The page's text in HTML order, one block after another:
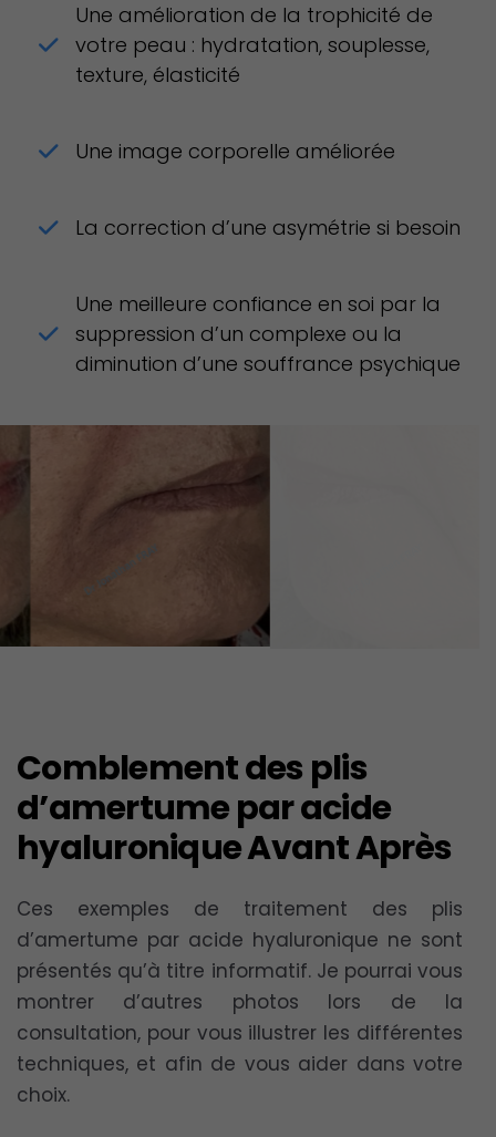
Une amélioration de la trophicité de
votre peau : hydratation, souplesse,
texture, élasticité
Une image corporelle améliorée
La correction d’une asymétrie si besoin
Une meilleure confiance en soi par la
suppression d’un complexe ou la
diminution d’une souffrance psychique
Comblement des plis
d’amertume par acide
hyaluronique Avant Après
Ces exemples de traitement des plis
d’amertume par acide hyaluronique ne sont
présentés qu’à titre informatif. Je pourrai vous
montrer d’autres photos lors de la
consultation, pour vous illustrer les différentes
techniques, et afin de vous aider dans votre
choix.